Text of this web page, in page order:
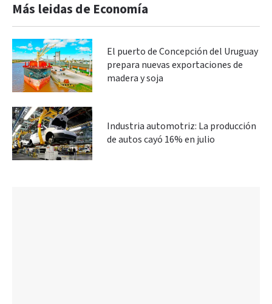
Más leidas de Economía
El puerto de Concepción del Uruguay
prepara nuevas exportaciones de
madera y soja
Industria automotriz: La producción
de autos cayó 16% en julio